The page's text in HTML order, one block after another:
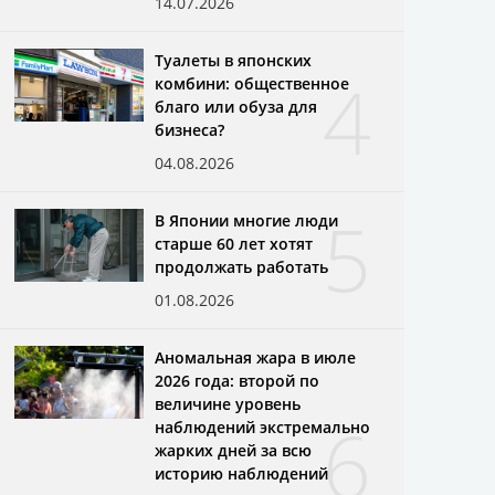
4
Туалеты в японских
комбини: общественное
благо или обуза для
бизнеса?
04.08.2026
5
В Японии многие люди
старше 60 лет хотят
продолжать работать
01.08.2026
6
Аномальная жара в июле
2026 года: второй по
величине уровень
наблюдений экстремально
жарких дней за всю
историю наблюдений